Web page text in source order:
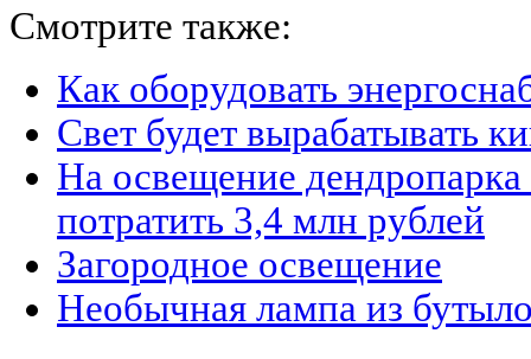
Смотрите также:
Как оборудовать
Свет будет вырабатывать
На освещение
потратить 3,4 млн рублей
Загородное освещение
Необычная лампа из